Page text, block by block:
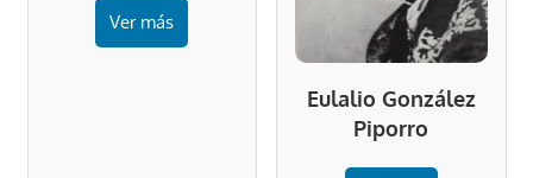
Ver más
Eulalio González
Piporro